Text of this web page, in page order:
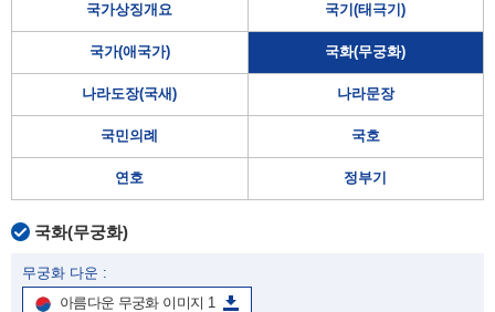
국가상징개요 국기(태극기)
국가(애국가) 국화(무궁화)
나라도장(국새) 나라문장
국민의례 국호
연호 정부기
국화(무궁화)
무궁화 다운 :
아름다운 무궁화 이미지 1